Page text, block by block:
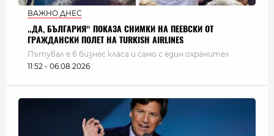
ВАЖНО ДНЕС
„ДА, БЪЛГАРИЯ“ ПОКАЗА СНИМКИ НА ПЕЕВСКИ ОТ
ГРАЖДАНСКИ ПОЛЕТ НА TURKISH AIRLINES
Пътувал е в бизнес класа и само с един охранител
11:52 - 06.08.2026